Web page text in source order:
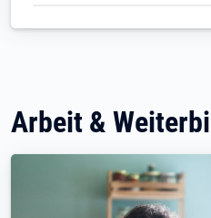
Arbeit &